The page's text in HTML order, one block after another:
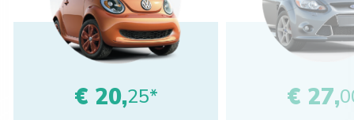
€ 20,25* € 27,